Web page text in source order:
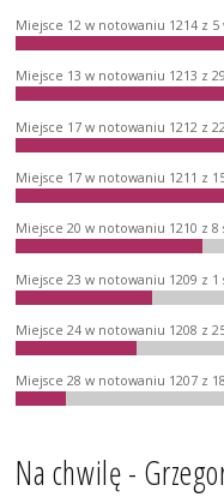
Miejsce 12 w notowaniu 1214 z
Miejsce 13 w notowaniu 1213 z
Miejsce 17 w notowaniu 1212 z
Miejsce 17 w notowaniu 1211 z
Miejsce 20 w notowaniu 1210 z
Miejsce 23 w notowaniu 1209 z
Miejsce 24 w notowaniu 1208 z
Miejsce 28 w notowaniu 1207 z
Na chwilę -